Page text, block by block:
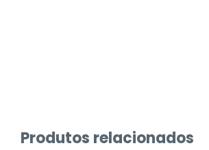
Produtos relacionados